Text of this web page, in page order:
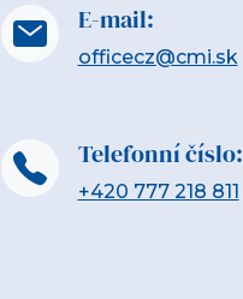
E-mail:
officecz@cmi.sk
Telefonní číslo:
+420 777 218 811